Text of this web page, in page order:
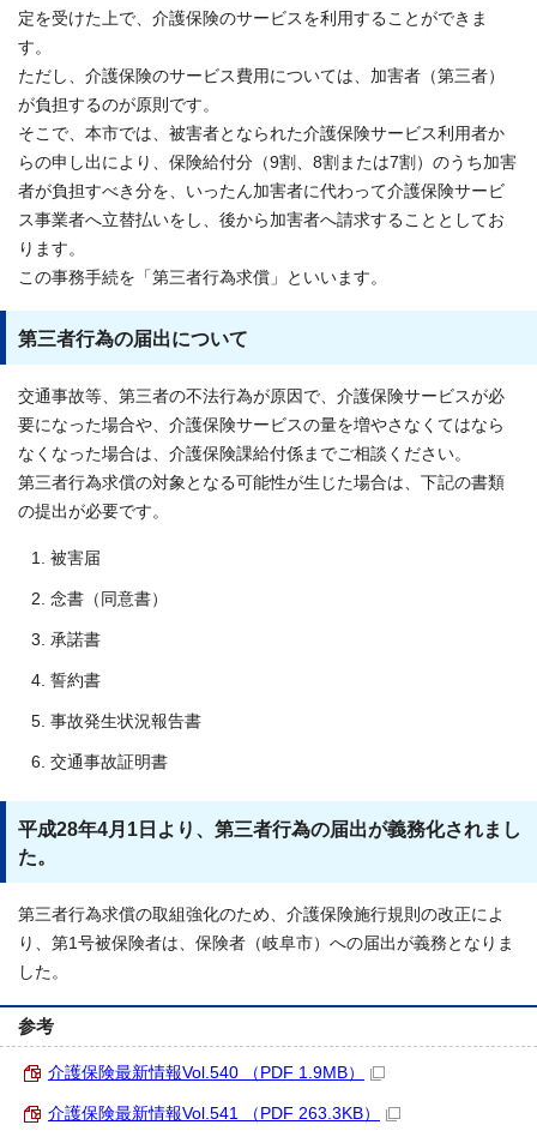
定を受けた上で、介護保険のサービスを利用することができま
す。
ただし、介護保険のサービス費用については、加害者（第三者）
が負担するのが原則です。
そこで、本市では、被害者となられた介護保険サービス利用者か
らの申し出により、保険給付分（9割、8割または7割）のうち加害
者が負担すべき分を、いったん加害者に代わって介護保険サービ
ス事業者へ立替払いをし、後から加害者へ請求することとしてお
ります。
この事務手続を「第三者行為求償」といいます。
第三者行為の届出について
交通事故等、第三者の不法行為が原因で、介護保険サービスが必
要になった場合や、介護保険サービスの量を増やさなくてはなら
なくなった場合は、介護保険課給付係までご相談ください。
第三者行為求償の対象となる可能性が生じた場合は、下記の書類
の提出が必要です。
被害届
念書（同意書）
承諾書
誓約書
事故発生状況報告書
交通事故証明書
平成28年4月1日より、第三者行為の届出が義務化されまし
た。
第三者行為求償の取組強化のため、介護保険施行規則の改正によ
り、第1号被保険者は、保険者（岐阜市）への届出が義務となりま
した。
参考
介護保険最新情報Vol.540 （PDF 1.9MB）
介護保険最新情報Vol.541 （PDF 263.3KB）